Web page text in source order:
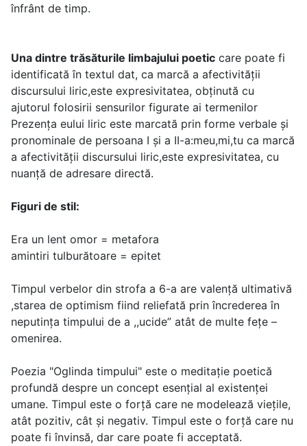
înfrânt de timp.
Una dintre trăsăturile limbajului poetic care poate fi
identificată în textul dat, ca marcă a afectivităţii
discursului liric,este expresivitatea, obţinută cu
ajutorul folosirii sensurilor figurate ai termenilor
Prezenţa eului liric este marcată prin forme verbale şi
pronominale de persoana I şi a II-a:meu,mi,tu ca marcă
a afectivităţii discursului liric,este expresivitatea, cu
nuanță de adresare directă.
Figuri de stil:
Era un lent omor = metafora
amintiri tulburătoare = epitet
Timpul verbelor din strofa a 6-a are valență ultimativă
,starea de optimism fiind reliefată prin încrederea în
neputința timpului de a ,,ucide” atât de multe fețe –
omenirea.
Poezia "Oglinda timpului" este o meditație poetică
profundă despre un concept esențial al existenței
umane. Timpul este o forță care ne modelează viețile,
atât pozitiv, cât și negativ. Timpul este o forță care nu
poate fi învinsă, dar care poate fi acceptată.